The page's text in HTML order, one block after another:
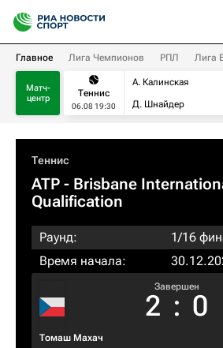
Главное Лига Чемпионов РПЛ Лига
Матч-
центр
Теннис
06.08 19:30
А. Калинская
Д. Шнайдер
Теннис
ATP - Brisbane
Qualification
Раунд:
1/16
Время начала:
Томаш Махач
Завершен
2 : 0